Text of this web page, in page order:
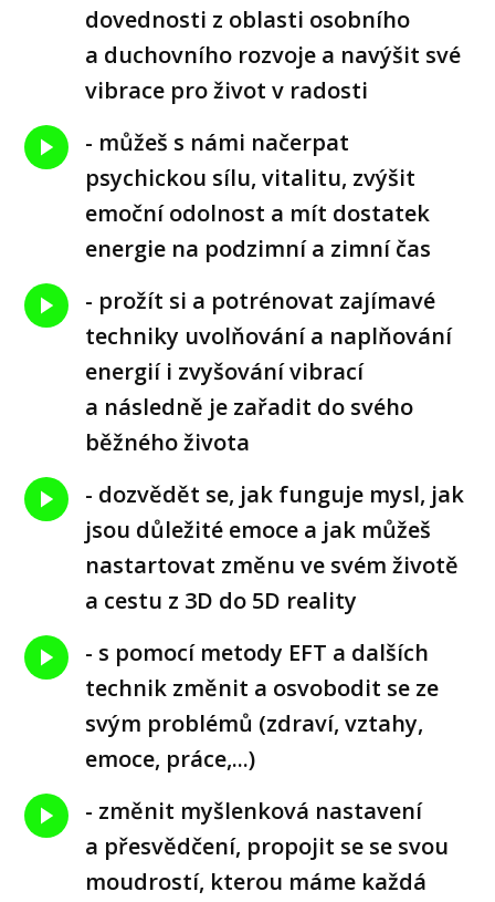
dovednosti z oblasti osobního
a duchovního rozvoje a navýšit své
vibrace pro život v radosti
- můžeš s námi načerpat
psychickou sílu, vitalitu, zvýšit
emoční odolnost a mít dostatek
energie na podzimní a zimní čas
- prožít si a potrénovat zajímavé
techniky uvolňování a naplňování
energií i zvyšování vibrací
a následně je zařadit do svého
běžného života
- dozvědět se, jak funguje mysl, jak
jsou důležité emoce a jak můžeš
nastartovat změnu ve svém životě
a cestu z 3D do 5D reality
- s pomocí metody EFT a dalších
technik změnit a osvobodit se ze
svým problémů (zdraví, vztahy,
emoce, práce,...)
- změnit myšlenková nastavení
a přesvědčení, propojit se se svou
moudrostí, kterou máme každá